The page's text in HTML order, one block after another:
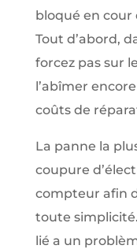
bloqué en cour
Tout d’abord,
forcez pas sur
l’abîmer
coûts de
La panne la
coupure
compteur afin
toute
lié a un